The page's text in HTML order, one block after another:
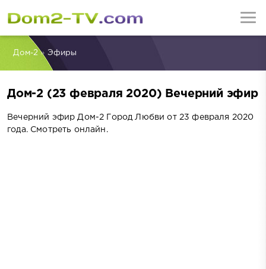
Дом-2» Эфиры
Дом-2 (23 февраля 2020) Вечерний эфир
Вечерний эфир Дом-2 Город Любви от 23 февраля 2020
года. Смотреть онлайн.